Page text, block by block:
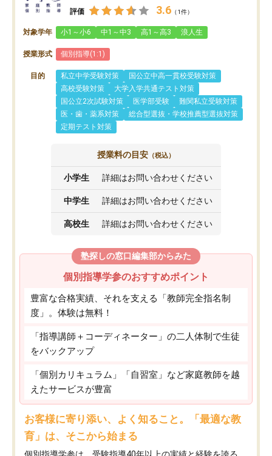
評価 3.6 （1件）
対象学年 小1～小6 中1～中3 高1～高3 浪人生
授業形式 個別指導(1:1)
目的 私立中学受験対策
国公立中高一貫校受験対策
高校受験対策
大学入学共通テスト対策
国公立2次試験対策
医学部受験
難関私立受験対策
医・歯・薬系対策
総合型選抜・学校推薦型選抜対策
定期テスト対策
授業料の目安 （税込）
小学生 詳細はお問い合わせください
中学生 詳細はお問い合わせください
高校生 詳細はお問い合わせください
塾探しの窓口編集部からみた
個別指導学参のおすすめポイント
豊富な合格実績、それを支える「教師完全指名制
度」。体験は無料！
「指導講師＋コーディネーター」の二人体制で生徒
をバックアップ
「個別カリキュラム」「自習室」など家庭教師を越
えたサービスが豊富
お客様に寄り添い、よく知ること。「最適な教
育」は、そこから始まる
個別指導学参は、受験指導40年以上の実績と経験を誇る、